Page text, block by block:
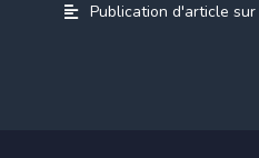
Publication d'article